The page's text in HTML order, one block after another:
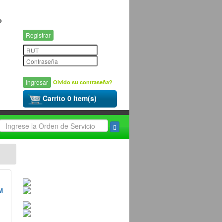
Registrar
Olvido su contraseña?
Carrito 0 Item(s)